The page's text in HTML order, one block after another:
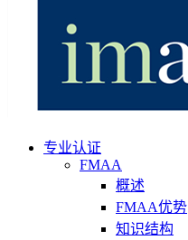
专业认证
FMAA
概述
FMAA优势
知识结构